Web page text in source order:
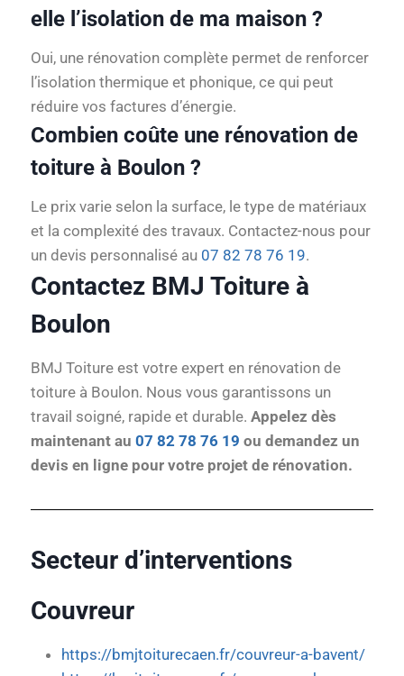
elle l’isolation de ma maison ?
Oui, une rénovation complète permet de renforcer
l’isolation thermique et phonique, ce qui peut
réduire vos factures d’énergie.
Combien coûte une rénovation de
toiture à Boulon ?
Le prix varie selon la surface, le type de matériaux
et la complexité des travaux. Contactez-nous pour
un devis personnalisé au 07 82 78 76 19.
Contactez BMJ Toiture à
Boulon
BMJ Toiture est votre expert en rénovation de
toiture à Boulon. Nous vous garantissons un
travail soigné, rapide et durable. Appelez dès
maintenant au 07 82 78 76 19 ou demandez un
devis en ligne pour votre projet de rénovation.
Secteur d’interventions
Couvreur
https://bmjtoiturecaen.fr/couvreur-a-bavent/